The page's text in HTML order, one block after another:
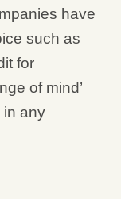
have
such as
for
of mind’
in any